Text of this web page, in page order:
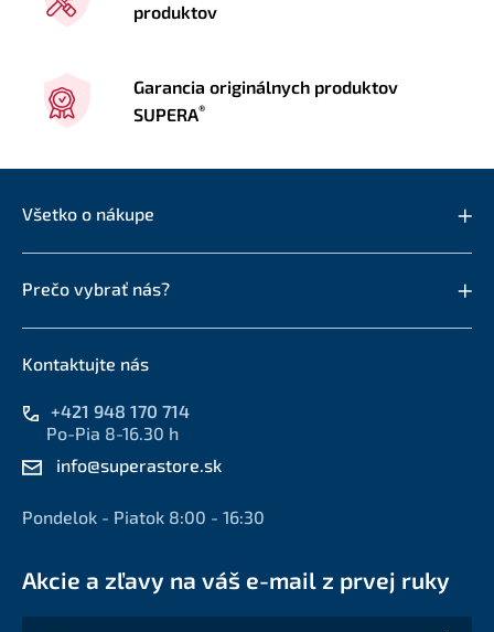
produktov
Garancia originálnych produktov
SUPERA®
Všetko o nákupe
Prečo vybrať nás?
Kontaktujte nás
+421 948 170 714
Po-Pia 8-16.30 h
info@superastore.sk
Pondelok - Piatok 8:00 - 16:30
Akcie a zľavy na váš e-mail z prvej ruky